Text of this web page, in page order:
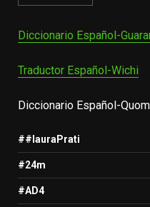
Diccionario Español-
Traductor Español-Wichi
Diccionario Español-Quom
##lauraPrati
#24m
#AD4